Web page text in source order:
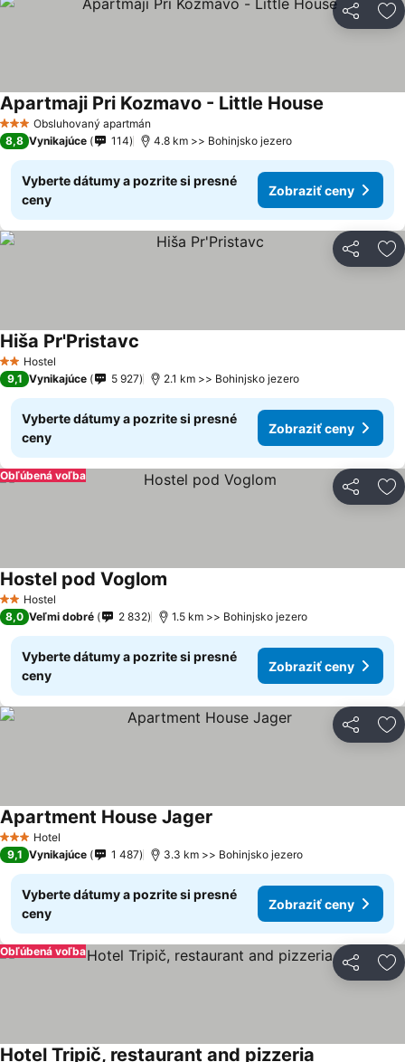
Zdieľať
3 Počet hviezdičiek
Obsluhovaný apartmán
Apartmaji Pri Kozmavo - Little House
8,8 Vynikajúce 114 4.8 km >> Bohinjsko jezero
Vyberte dátumy a pozrite si presné
ceny
Zobraziť ceny
Zdieľať
2 Počet hviezdičiek
Hostel
Hiša Pr'Pristavc
9,1 Vynikajúce 5 927 2.1 km >> Bohinjsko jezero
Vyberte dátumy a pozrite si presné
ceny
Zobraziť ceny
Zdieľať
Obľúbená voľba
2 Počet hviezdičiek
Hostel
Hostel pod Voglom
8,0 Veľmi dobré 2 832 1.5 km >> Bohinjsko jezero
Vyberte dátumy a pozrite si presné
ceny
Zobraziť ceny
Zdieľať
3 Počet hviezdičiek
Hotel
Apartment House Jager
9,1 Vynikajúce 1 487 3.3 km >> Bohinjsko jezero
Vyberte dátumy a pozrite si presné
ceny
Zobraziť ceny
Zdieľať
Obľúbená voľba
Hotel Tripič, restaurant and pizzeria